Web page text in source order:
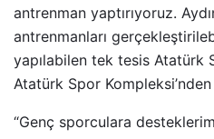
antrenman yaptırıyoruz.
antrenmanları
yapılabilen tek tesis Atatürk
Atatürk Spor
“Genç sporculara